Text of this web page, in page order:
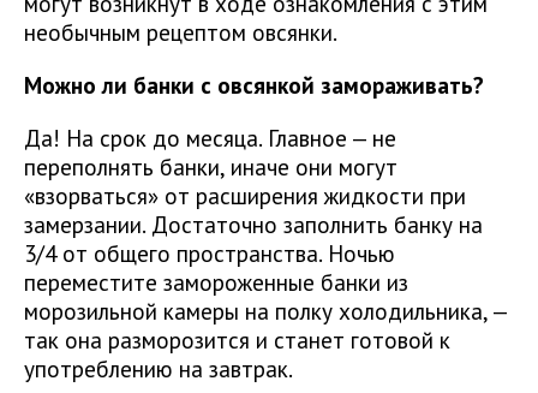
необычным рецептом овсянки.
Можно ли банки с овсянкой замораживать?
Да! На срок до месяца. Главное — не
переполнять банки, иначе они могут
«взорваться» от расширения жидкости при
замерзании. Достаточно заполнить банку на
3/4 от общего пространства. Ночью
переместите замороженные банки из
морозильной камеры на полку холодильника, —
так она разморозится и станет готовой к
употреблению на завтрак.